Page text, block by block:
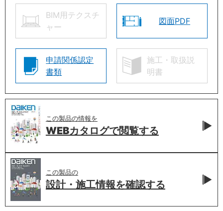
BIM用テクスチ
ャー
図面PDF
申請関係認定
書類
施工・取扱説
明書
この製品の情報を
WEBカタログで閲覧する
この製品の
設計・施工情報を確認する